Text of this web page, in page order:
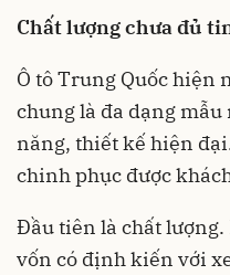
Chất lượng chưa đủ
Ô tô Trung Quốc hiện
chung là đa dạng
năng, thiết kế hiện
chinh phục được
Đầu tiên là chất
vốn có định kiến với